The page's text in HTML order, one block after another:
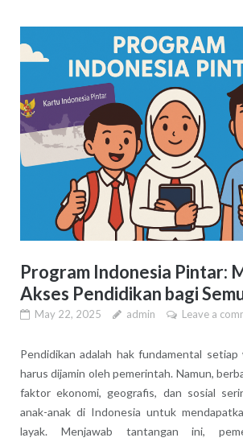
Program Indonesia Pintar:
Akses Pendidikan bagi
May 22, 2025 admin Leave a
Pendidikan adalah hak fundamental setiap
harus dijamin oleh pemerintah. Namun,
faktor ekonomi, geografis, dan sosial
anak-anak di Indonesia untuk
layak. Menjawab tantangan ini,